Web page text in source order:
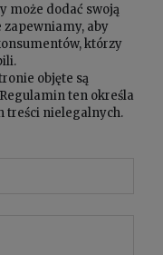
może dodać swoją
aby
którzy
objęte są
ten określa
treści nielegalnych.